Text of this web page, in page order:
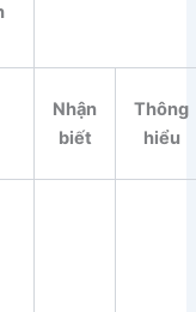
Nhận
biết
Thông
hiểu